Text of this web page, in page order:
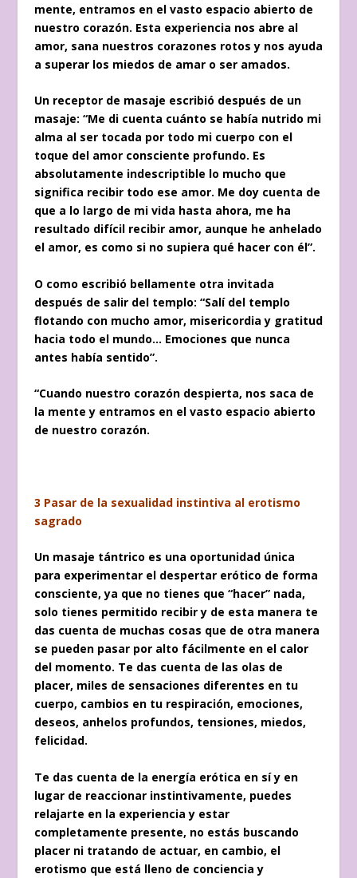
mente, entramos en el vasto espacio abierto de
nuestro corazón. Esta experiencia nos abre al
amor, sana nuestros corazones rotos y nos ayuda
a superar los miedos de amar o ser amados.
Un receptor de masaje escribió después de un
masaje: “Me di cuenta cuánto se había nutrido mi
alma al ser tocada por todo mi cuerpo con el
toque del amor consciente profundo. Es
absolutamente indescriptible lo mucho que
significa recibir todo ese amor. Me doy cuenta de
que a lo largo de mi vida hasta ahora, me ha
resultado difícil recibir amor, aunque he anhelado
el amor, es como si no supiera qué hacer con él”.
O como escribió bellamente otra invitada
después de salir del templo: “Salí del templo
flotando con mucho amor, misericordia y gratitud
hacia todo el mundo… Emociones que nunca
antes había sentido”.
“Cuando nuestro corazón despierta, nos saca de
la mente y entramos en el vasto espacio abierto
de nuestro corazón.
3 Pasar de la sexualidad instintiva al erotismo
sagrado
Un masaje tántrico es una oportunidad única
para experimentar el despertar erótico de forma
consciente, ya que no tienes que “hacer” nada,
solo tienes permitido recibir y de esta manera te
das cuenta de muchas cosas que de otra manera
se pueden pasar por alto fácilmente en el calor
del momento. Te das cuenta de las olas de
placer, miles de sensaciones diferentes en tu
cuerpo, cambios en tu respiración, emociones,
deseos, anhelos profundos, tensiones, miedos,
felicidad.
Te das cuenta de la energía erótica en sí y en
lugar de reaccionar instintivamente, puedes
relajarte en la experiencia y estar
completamente presente, no estás buscando
placer ni tratando de actuar, en cambio, el
erotismo que está lleno de conciencia y